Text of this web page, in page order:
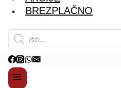
BREZPLAČNO